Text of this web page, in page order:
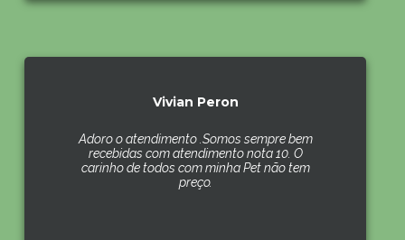
Vivian Peron
Adoro o atendimento .Somos sempre bem
recebidas com atendimento nota 10. O
carinho de todos com minha Pet não tem
preço.